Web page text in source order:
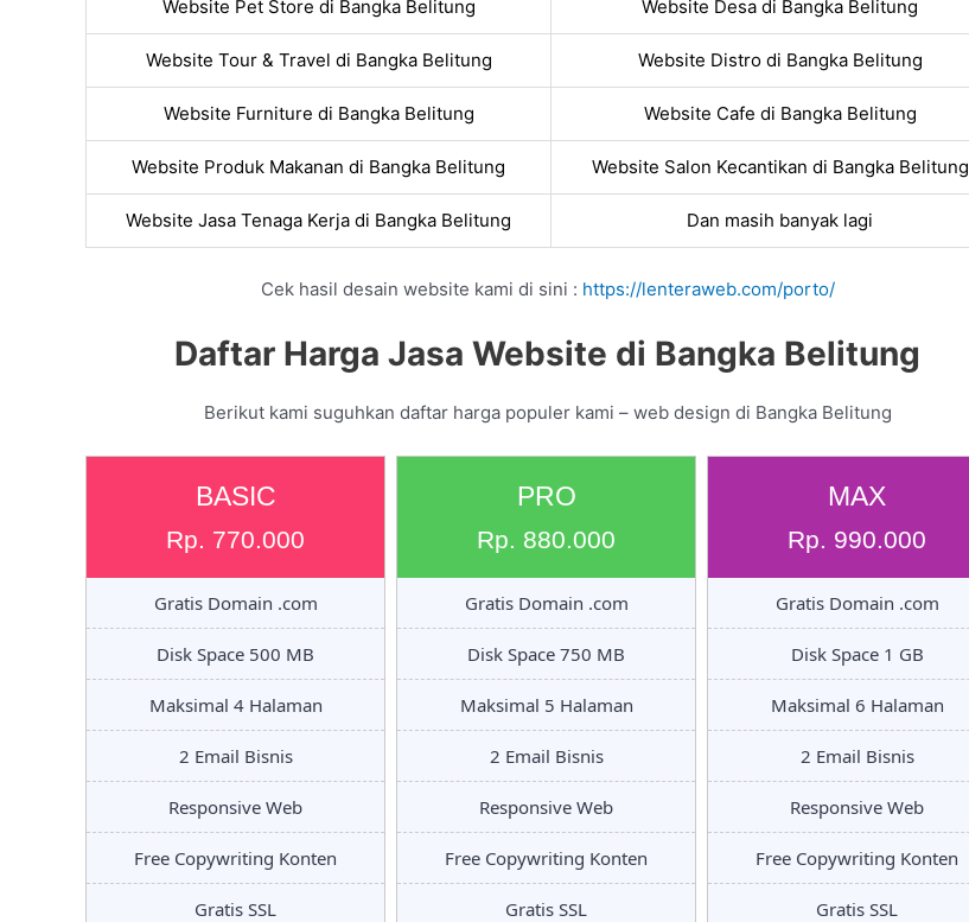
Website Pet Store di Bangka Belitung Website Desa di Bangka Belitung
Website Tour & Travel di Bangka Belitung Website Distro di Bangka Belitung
Website Furniture di Bangka Belitung Website Cafe di Bangka Belitung
Website Produk Makanan di Bangka Belitung Website Salon Kecantikan di Bangka Belitung
Website Jasa Tenaga Kerja di Bangka Belitung Dan masih banyak lagi
Cek hasil desain website kami di sini : https://lenteraweb.com/porto/
Daftar Harga Jasa Website di Bangka Belitung
Berikut kami suguhkan daftar harga populer kami – web design di Bangka Belitung
BASIC
Rp. 770.000
Gratis Domain .com
Disk Space 500 MB
Maksimal 4 Halaman
2 Email Bisnis
Responsive Web
Free Copywriting Konten
Gratis SSL
PRO
Rp. 880.000
Gratis Domain .com
Disk Space 750 MB
Maksimal 5 Halaman
2 Email Bisnis
Responsive Web
Free Copywriting Konten
Gratis SSL
MAX
Rp. 990.000
Gratis Domain .com
Disk Space 1 GB
Maksimal 6 Halaman
2 Email Bisnis
Responsive Web
Free Copywriting Konten
Gratis SSL